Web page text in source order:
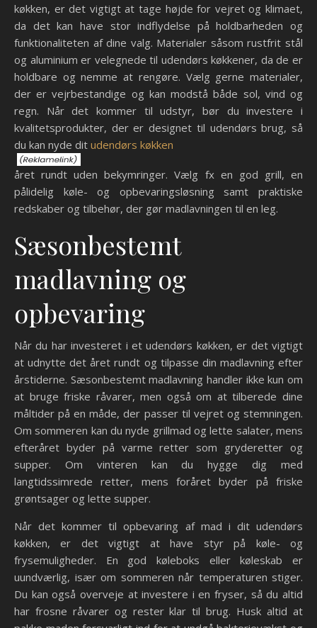
køkken, er det vigtigt at tage højde for vejret og klimaet,
da det kan have stor indflydelse på holdbarheden og
funktionaliteten af dine valg. Materialer såsom rustfrit stål
og aluminium er velegnede til udendørs køkkener, da de er
holdbare og nemme at rengøre. Vælg gerne materialer,
der er vejrbestandige og kan modstå både sol, vind og
regn. Når det kommer til udstyr, bør du investere i
kvalitetsprodukter, der er designet til udendørs brug, så
du kan nyde dit udendørs køkken
året rundt uden bekymringer. Vælg fx en god grill, en
pålidelig køle- og opbevaringsløsning samt praktiske
redskaber og tilbehør, der gør madlavningen til en leg.
Sæsonbestemt
madlavning og
opbevaring
Når du har investeret i et udendørs køkken, er det vigtigt
at udnytte det året rundt og tilpasse din madlavning efter
årstiderne. Sæsonbestemt madlavning handler ikke kun om
at bruge friske råvarer, men også om at tilberede dine
måltider på en måde, der passer til vejret og stemningen.
Om sommeren kan du nyde grillmad og lette salater, mens
efteråret byder på varme retter som gryderetter og
supper. Om vinteren kan du hygge dig med
langtidssimrede retter, mens foråret byder på friske
grøntsager og lette supper.
Når det kommer til opbevaring af mad i dit udendørs
køkken, er det vigtigt at have styr på køle- og
frysemuligheder. En god køleboks eller køleskab er
uundværlig, især om sommeren når temperaturen stiger.
Du kan også overveje at investere i en fryser, så du altid
har frosne råvarer og rester klar til brug. Husk altid at